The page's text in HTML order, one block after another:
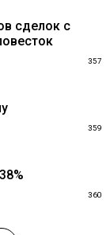
сделок с
357
359
360